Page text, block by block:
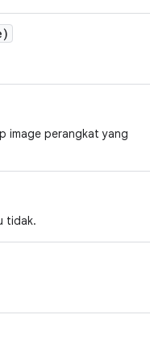
image perangkat yang
tidak.